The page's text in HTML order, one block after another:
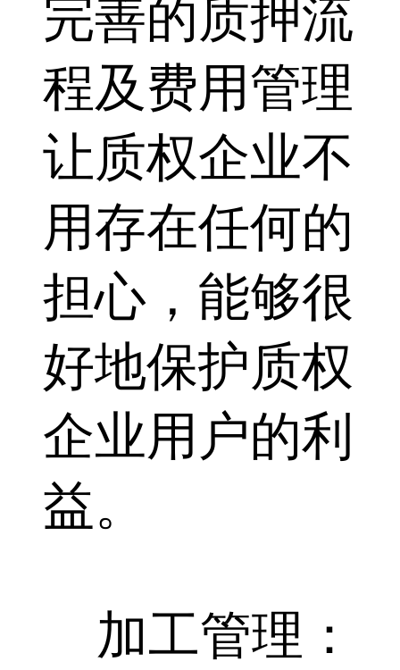
完善的质押流
程及费用管理
让质权企业不
用存在任何的
担心，能够很
好地保护质权
企业用户的利
益。
加工管理：